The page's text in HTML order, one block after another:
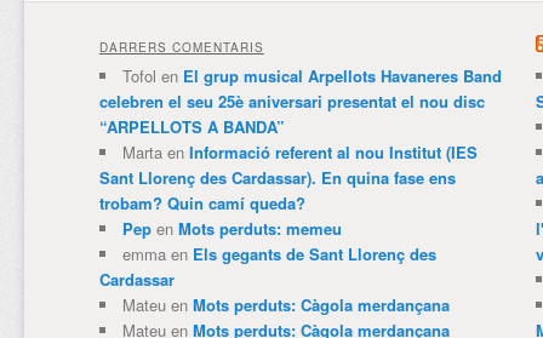
DARRERS COMENTARIS
Tofol en El grup musical Arpellots Havaneres Band
celebren el seu 25è aniversari presentat el nou disc
“ARPELLOTS A BANDA”
Martaen Informació referent al nou Institut (IES
Sant Llorenç des Cardassar). En quina fase ens
trobam? Quin camí queda?
Pepen Mots perduts: memeu
emmaen Els gegants de Sant Llorenç des
Cardassar
Mateuen Mots perduts: Càgola merdançana
Mateuen Mots perduts: Càgola merdançana